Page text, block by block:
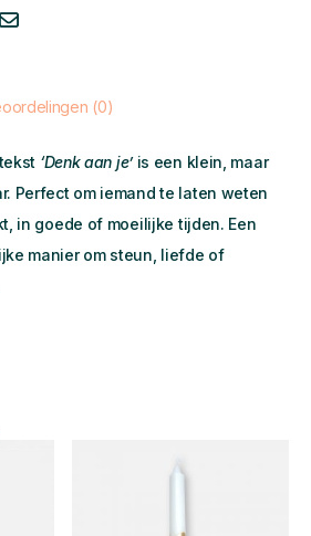
(0)
‘Denk aan je’is een klein, maar
Perfect om iemand te laten weten
in goede of moeilijke tijden. Een
manier om steun, liefde of